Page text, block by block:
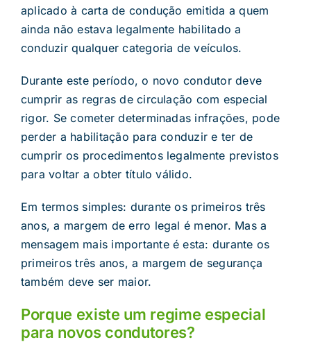
aplicado à carta de condução emitida a quem
ainda não estava legalmente habilitado a
conduzir qualquer categoria de veículos.
Durante este período, o novo condutor deve
cumprir as regras de circulação com especial
rigor. Se cometer determinadas infrações, pode
perder a habilitação para conduzir e ter de
cumprir os procedimentos legalmente previstos
para voltar a obter título válido.
Em termos simples: durante os primeiros três
anos, a margem de erro legal é menor. Mas a
mensagem mais importante é esta: durante os
primeiros três anos, a margem de segurança
também deve ser maior.
Porque existe um regime especial
para novos condutores?